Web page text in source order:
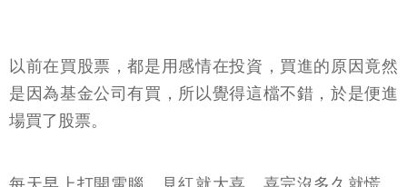
以前在買股票，都是用感情在投資，買進的原因竟然
是因為基金公司有買，所以覺得這檔不錯，於是便進
場買了股票。